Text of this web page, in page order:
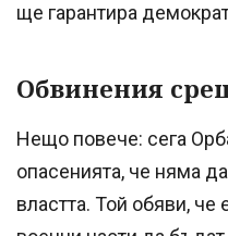
ще гарантира
Обвинения
Нещо повече: сега
опасенията, че няма
властта. Той обяви, че